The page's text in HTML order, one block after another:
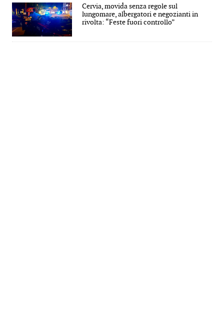
Cervia, movida senza regole sul
lungomare, albergatori e negozianti in
rivolta: “Feste fuori controllo”